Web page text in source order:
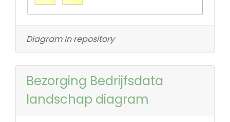
Diagram in repository
Bezorging Bedrijfsdata
landschap diagram